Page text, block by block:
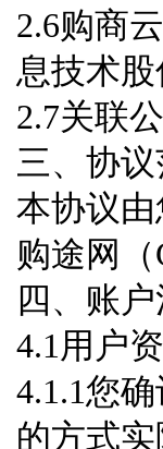
2.6购商
息技术股
2.7关联
三、协议
本协议
购途网
四、账
4.1用户
4.1.1您
的方式